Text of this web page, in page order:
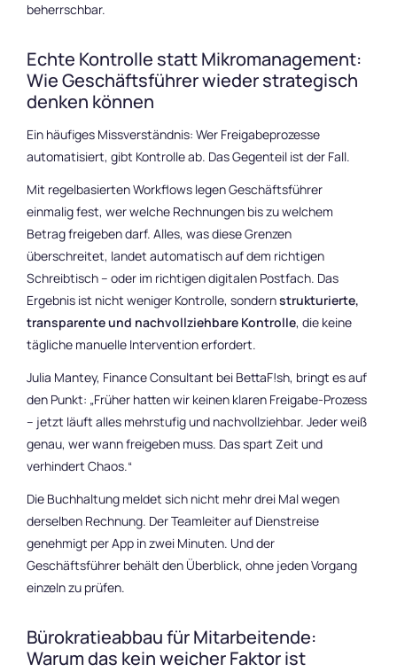
beherrschbar.
Echte Kontrolle statt Mikromanagement:
Wie Geschäftsführer wieder strategisch
denken können
Ein häufiges Missverständnis: Wer Freigabeprozesse
automatisiert, gibt Kontrolle ab. Das Gegenteil ist der Fall.
Mit regelbasierten Workflows legen Geschäftsführer
einmalig fest, wer welche Rechnungen bis zu welchem
Betrag freigeben darf. Alles, was diese Grenzen
überschreitet, landet automatisch auf dem richtigen
Schreibtisch – oder im richtigen digitalen Postfach. Das
Ergebnis ist nicht weniger Kontrolle, sondernstrukturierte,
transparente und nachvollziehbare Kontrolle, die keine
tägliche manuelle Intervention erfordert.
Julia Mantey, Finance Consultant bei BettaF!sh, bringt es auf
den Punkt: „Früher hatten wir keinen klaren Freigabe-Prozess
– jetzt läuft alles mehrstufig und nachvollziehbar. Jeder weiß
genau, wer wann freigeben muss. Das spart Zeit und
verhindert Chaos.“
Die Buchhaltung meldet sich nicht mehr drei Mal wegen
derselben Rechnung. Der Teamleiter auf Dienstreise
genehmigt per App in zwei Minuten. Und der
Geschäftsführer behält den Überblick, ohne jeden Vorgang
einzeln zu prüfen.
Bürokratieabbau für Mitarbeitende:
Warum das kein weicher Faktor ist